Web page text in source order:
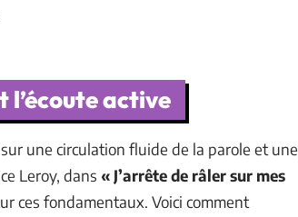
active
une circulation fluide de la parole et une
Leroy, dans « J’arrête de râler sur mes
ces fondamentaux. Voici comment